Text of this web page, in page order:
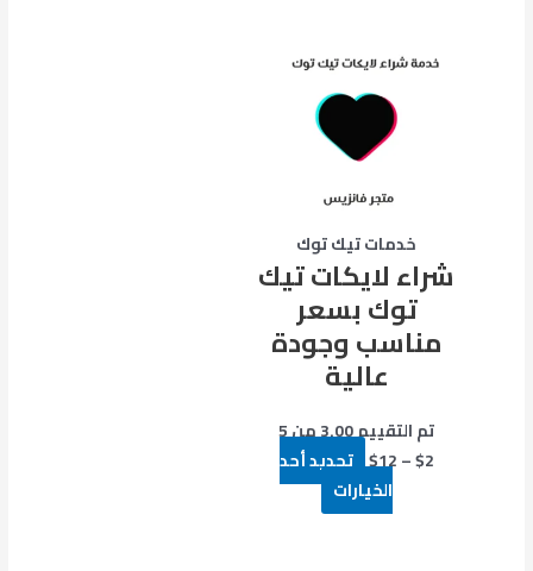
خدمات تيك توك
شراء لايكات تيك
توك بسعر
مناسب وجودة
عالية
تم التقييم3.00من 5
$2
–
$12
السعر:
من
خلال
تحديد أحد
الخيارات
العديد
من
الأشكال
يمكن
اختيار
الخيارات
على
صفحة